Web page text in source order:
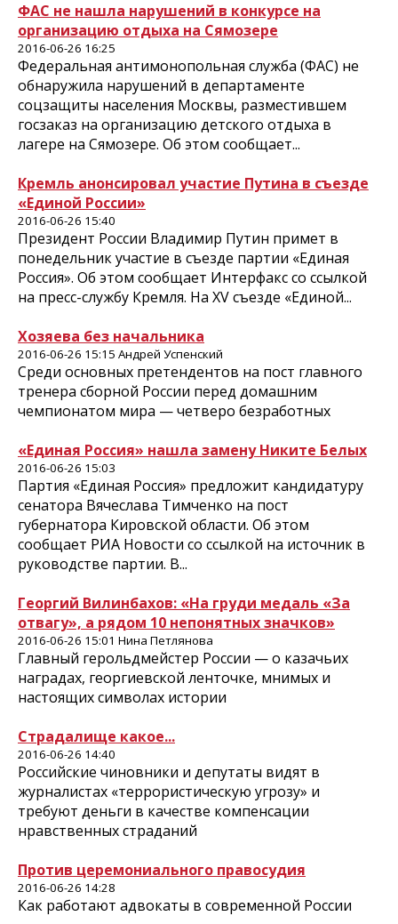
ФАС не нашла нарушений в конкурсе на
организацию отдыха на Сямозере
2016-06-26 16:25
Федеральная антимонопольная служба (ФАС) не
обнаружила нарушений в департаменте
соцзащиты населения Москвы, разместившем
госзаказ на организацию детского отдыха в
лагере на Сямозере. Об этом сообщает...
Кремль анонсировал участие Путина в съезде
«Единой России»
2016-06-26 15:40
Президент России Владимир Путин примет в
понедельник участие в съезде партии «Единая
Россия». Об этом сообщает Интерфакс со ссылкой
на пресс-службу Кремля. На XV съезде «Единой...
Хозяева без начальника
2016-06-26 15:15 Андрей Успенский
Среди основных претендентов на пост главного
тренера сборной России перед домашним
чемпионатом мира — четверо безработных
«Единая Россия» нашла замену Никите Белых
2016-06-26 15:03
Партия «Единая Россия» предложит кандидатуру
сенатора Вячеслава Тимченко на пост
губернатора Кировской области. Об этом
сообщает РИА Новости со ссылкой на источник в
руководстве партии. В...
Георгий Вилинбахов: «На груди медаль «За
отвагу», а рядом 10 непонятных значков»
2016-06-26 15:01 Нина Петлянова
Главный герольдмейстер России — о казачьих
наградах, георгиевской ленточке, мнимых и
настоящих символах истории
Страдалище какое...
2016-06-26 14:40
Российские чиновники и депутаты видят в
журналистах «террористическую угрозу» и
требуют деньги в качестве компенсации
нравственных страданий
Против церемониального правосудия
2016-06-26 14:28
Как работают адвокаты в современной России